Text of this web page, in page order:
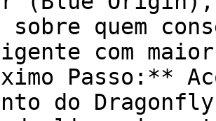
sobre quem
com
Passo:**
do